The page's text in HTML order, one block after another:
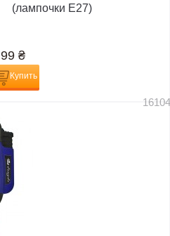
(лампочки E27)
99 ₴
Купить